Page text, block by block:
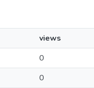
views
0
0